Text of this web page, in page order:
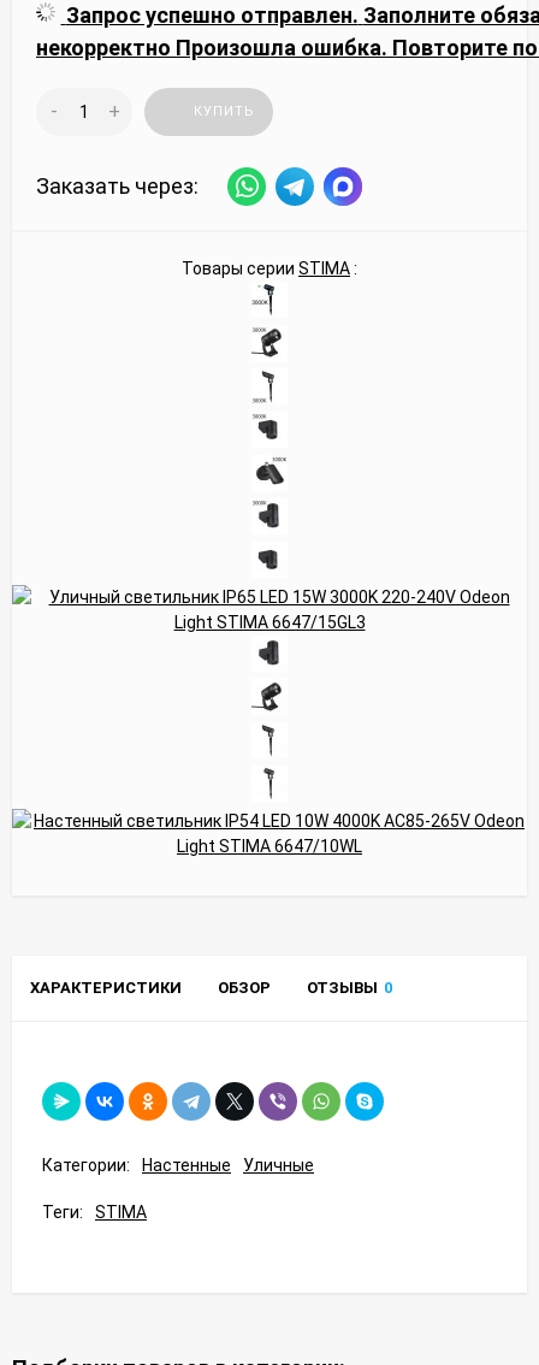
Запрос успешно отправлен. Заполните
некорректно Произошла ошибка. Повторите
- + КУПИТЬ
Заказать через:
Товары серии STIMA:
ХАРАКТЕРИСТИКИ ОБЗОР ОТЗЫВЫ 0
Категории: Настенные Уличные
Теги: STIMA